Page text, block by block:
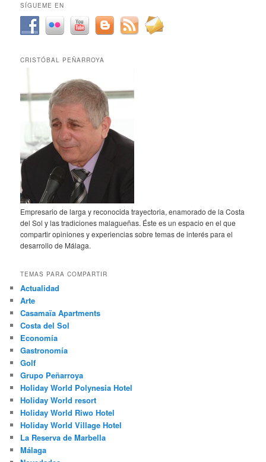
SÍGUEME EN
CRISTÓBAL PEÑARROYA
Empresario de larga y reconocida trayectoria, enamorado de la Costa
del Sol y las tradiciones malagueñas. Éste es un espacio en el que
compartir opiniones y experiencias sobre temas de interés para el
desarrollo de Málaga.
TEMAS PARA COMPARTIR
Actualidad
Arte
Casamaïa Apartments
Costa del Sol
Economía
Gastronomía
Golf
Grupo Peñarroya
Holiday World Polynesia Hotel
Holiday World resort
Holiday World Riwo Hotel
Holiday World Village Hotel
La Reserva de Marbella
Málaga